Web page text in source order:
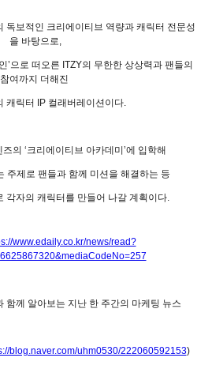
독보적인 크리에이티브 역량과 캐릭터 전문성
을 바탕으로,
’으로 떠오른 ITZY의 무한한 상상력과 팬들의
참여까지 더해진
캐릭터 IP 컬래버레이션이다.
의 ‘크리에이티브 아카데미’에 입학해
주제로 팬들과 함께 미션을 해결하는 등
각자의 캐릭터를 만들어 나갈 계획이다.
www.edaily.co.kr/news/read?
함께 알아보는 지난 한 주간의 마케팅 뉴스
blog.naver.com/uhm0530/222060592153)